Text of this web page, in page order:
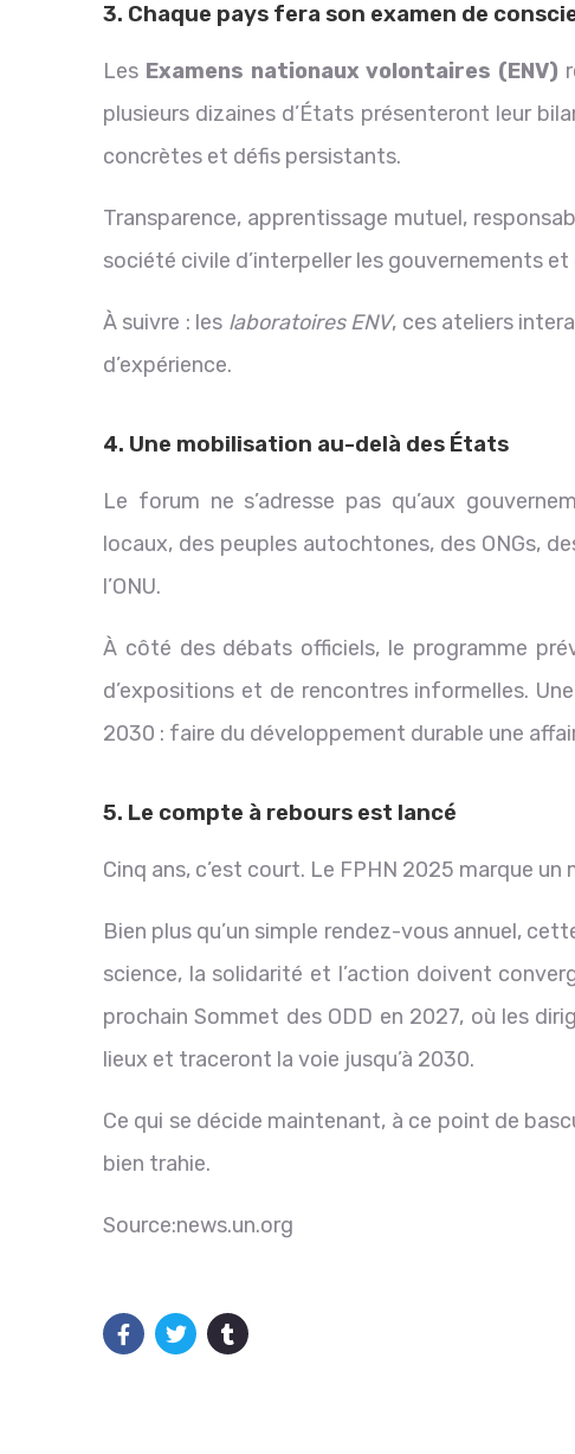
3. Chaque pays fera son examen de
Les Examens nationaux volontaires (ENV)
plusieurs dizaines d’États présenteront leur
concrètes et défis persistants.
Transparence, apprentissage mutuel,
société civile d’interpeller les gouvernements
À suivre : les laboratoires ENV, ces ateliers
d’expérience.
4. Une mobilisation au-delà des États
Le forum ne s’adresse pas qu’aux
locaux, des peuples autochtones, des ONGs,
l’ONU.
À côté des débats officiels, le programme
d’expositions et de rencontres informelles.
2030 : faire du développement durable une
5. Le compte à rebours est lancé
Cinq ans, c’est court. Le FPHN 2025 marque un
Bien plus qu’un simple rendez-vous annuel,
science, la solidarité et l’action doivent
prochain Sommet des ODD en 2027, où les
lieux et traceront la voie jusqu’à 2030.
Ce qui se décide maintenant, à ce point de
bien trahie.
Source:news.un.org